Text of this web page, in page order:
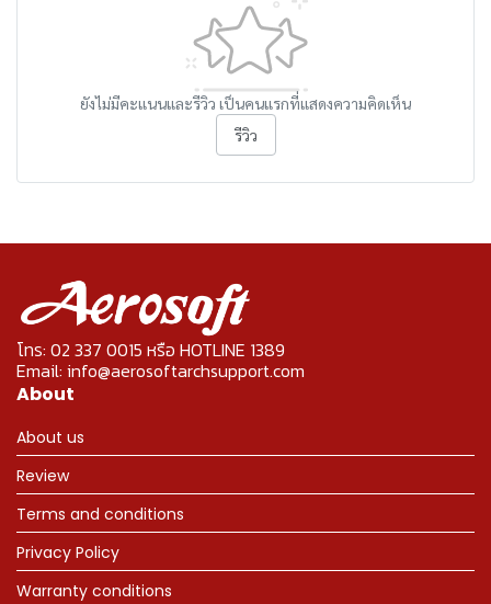
ยังไม่มีคะแนนและรีวิว เป็นคนแรกที่แสดงความคิดเห็น
รีวิว
โทร: 02 337 0015 หรือ HOTLINE 1389
Email: info@aerosoftarchsupport.com
About
About us
Review
Terms and conditions
Privacy Policy
Warranty conditions